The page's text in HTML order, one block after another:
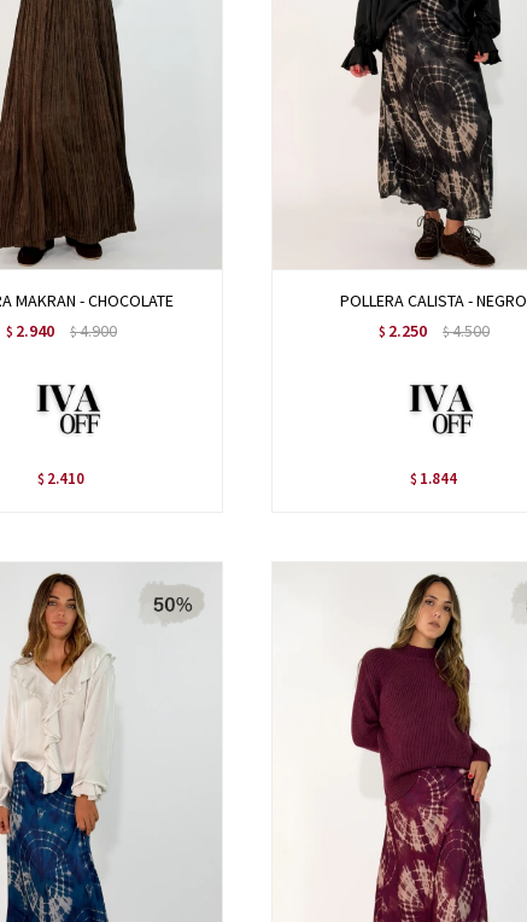
MAKRAN - CHOCOLATE
$ 2.940 $4.900
$ 2.410
POLLERA CALISTA - NEGRO
$ 2.250 $4.500
$ 1.844